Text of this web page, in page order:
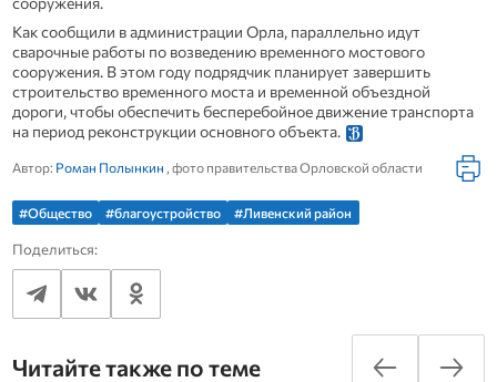
Как сообщили в администрации Орла, параллельно идут
сварочные работы по возведению временного мостового
сооружения. В этом году подрядчик планирует завершить
строительство временного моста и временной объездной
дороги, чтобы обеспечить бесперебойное движение транспорта
на период реконструкции основного объекта.
Автор: Роман Полынкин , фото правительства Орловской области
#Общество #благоустройство #Ливенский район
Поделиться:
Читайте также по теме